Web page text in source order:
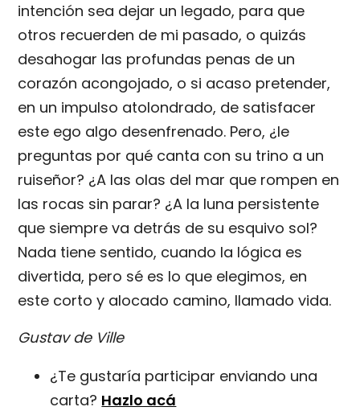
intención sea dejar un legado, para que
otros recuerden de mi pasado, o quizás
desahogar las profundas penas de un
corazón acongojado, o si acaso pretender,
en un impulso atolondrado, de satisfacer
este ego algo desenfrenado. Pero, ¿le
preguntas por qué canta con su trino a un
ruiseñor? ¿A las olas del mar que rompen en
las rocas sin parar? ¿A la luna persistente
que siempre va detrás de su esquivo sol?
Nada tiene sentido, cuando la lógica es
divertida, pero sé es lo que elegimos, en
este corto y alocado camino, llamado vida.
Gustav de Ville
¿Te gustaría participar enviando una
carta? Hazlo acá